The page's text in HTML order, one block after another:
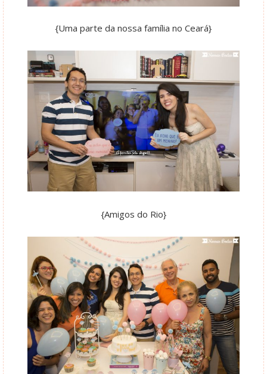
{Uma parte da nossa família no Ceará}
{Amigos do Rio}